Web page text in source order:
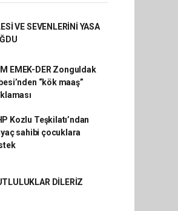
VE SEVENLERİNİ YASA
EMEK-DER Zonguldak
“kök maaş”
Kozlu Teşkilatı’ndan
sahibi çocuklara
DİLERİZ